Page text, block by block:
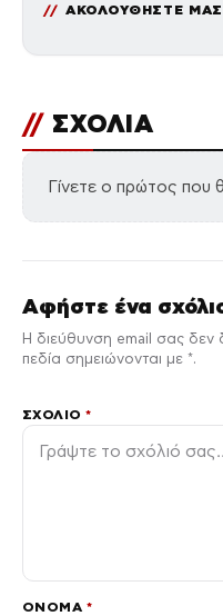
ΑΚΟΛΟΥΘΗΣΤΕ ΜΑΣ
// ΣΧΟΛΙΑ
Γίνετε ο πρώτος που
Αφήστε ένα
Η διεύθυνση email σας δεν
πεδία σημειώνονται με *.
ΣΧΌΛΙΟ*
ΌΝΟΜΑ *